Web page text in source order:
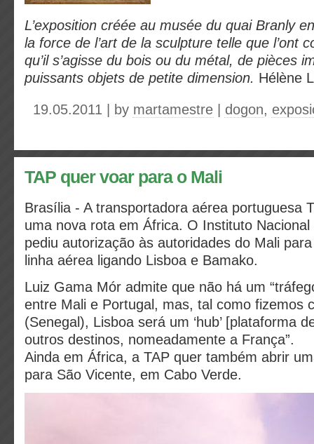
L’exposition créée au musée du quai Branly
la force de l’art de la sculpture telle que l’ont
qu’il s’agisse du bois ou du métal, de pièces
puissants objets de petite dimension. Hélène
19.05.2011 | by martamestre dogon,
TAP quer voar para o Mali
Brasília - A transportadora aérea portuguesa
uma nova rota em África. O Instituto Nacional
pediu autorização às autoridades do Mali
linha aérea ligando Lisboa e Bamako.
Luiz Gama Mór admite que não há um
entre Mali e Portugal, mas, tal como fizemos
(Senegal), Lisboa será um ‘hub’ [plataforma
outros destinos, nomeadamente a França”.
Ainda em África, a TAP quer também abrir
para São Vicente, em Cabo Verde.